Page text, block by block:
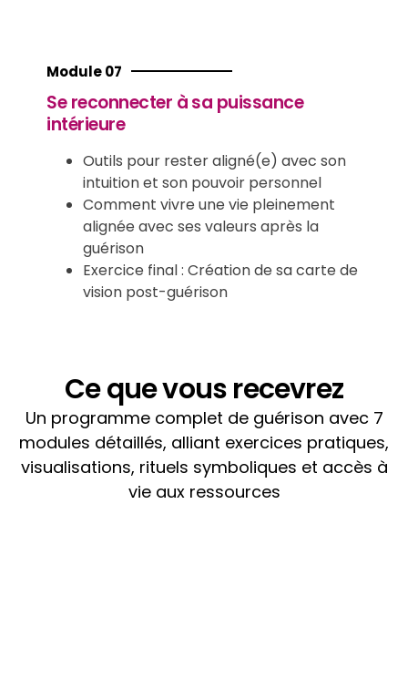
Module 07
Se reconnecter à sa puissance
intérieure
Outils pour rester aligné(e) avec son
intuition et son pouvoir personnel
Comment vivre une vie pleinement
alignée avec ses valeurs après la
guérison
Exercice final : Création de sa carte de
vision post-guérison
Ce que vous recevrez
Un programme complet de guérison avec 7
modules détaillés, alliant exercices pratiques,
visualisations, rituels symboliques et accès à
vie aux ressources